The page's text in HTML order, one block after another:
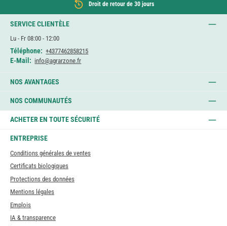
Droit de retour de 30 jours
SERVICE CLIENTÈLE
Lu - Fr 08:00 - 12:00
Téléphone: +4377462858215
E-Mail: info@agrarzone.fr
NOS AVANTAGES
NOS COMMUNAUTÉS
ACHETER EN TOUTE SÉCURITÉ
ENTREPRISE
Conditions générales de ventes
Certificats biologiques
Protections des données
Mentions légales
Emplois
IA & transparence